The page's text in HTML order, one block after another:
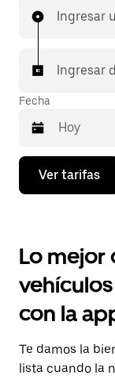
adelantado
Ingresar
Ingresar
Fecha
Presiona
flecha
interactuar
con
el
calendario
y
selecciona
fecha.
Presiona
Ver tarifas
Lo mejor
con la
Te damos la
lista cuando la